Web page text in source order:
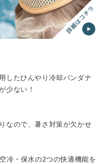
したひんやり冷却バンダナ
少ない！
なので、暑さ対策が欠かせ
冷・保水の2つの快適機能を